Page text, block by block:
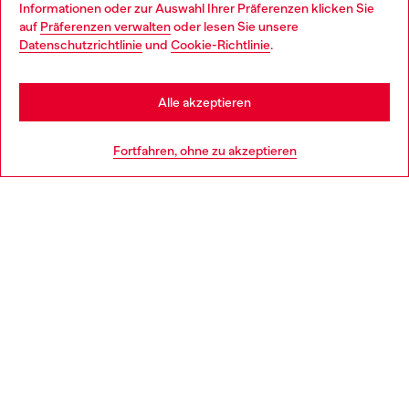
Informationen oder zur Auswahl Ihrer Präferenzen klicken Sie
auf Präferenzen verwaltenoder lesen Sie unsere
Datenschutzrichtlinieund Cookie-Richtlinie.
Fortfahren, ohne zu akzeptieren
Alle akzeptieren
Mehr erfahren
You are currently browsing Deutschland website, but it seems
you may be based in United States